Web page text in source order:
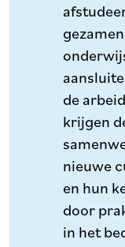
de
krijgen
nieuwe
en hun
door
in het